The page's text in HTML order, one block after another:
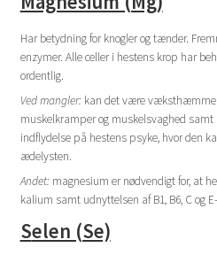
Har betydning for knogler og tænder.
enzymer. Alle celler i hestens krop har
ordentlig.
Ved mangler:kan det være
muskelkramper og muskelsvaghed
indflydelse på hestens psyke, hvor den
ædelysten.
Andet:magnesium er nødvendigt for, at
kalium samt udnyttelsen af B1, B6, C og
Selen (Se)